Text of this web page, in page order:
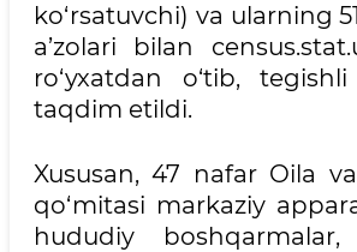
ko‘rsatuvchi) va ularning
a’zolari bilan
ro‘yxatdan o‘tib,
taqdim etildi.
Xususan, 47 nafar Oila
qo‘mitasi markaziy
hududiy